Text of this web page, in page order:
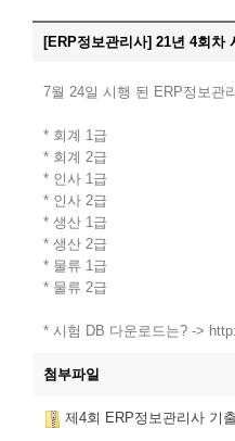
[ERP정보관리사] 21년 4회차
7월 24일 시행 된 ERP정보관
* 회계 1급
* 회계 2급
* 인사 1급
* 인사 2급
* 생산 1급
* 생산 2급
* 물류 1급
* 물류 2급
* 시험 DB 다운로드는? ->
첨부파일
제4회 ERP정보관리사 기